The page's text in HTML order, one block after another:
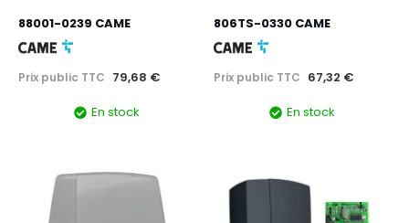
88001-0239 CAME
Prix public TTC 79,68 €
En stock
806TS-0330 CAME
Prix public TTC 67,32 €
En stock